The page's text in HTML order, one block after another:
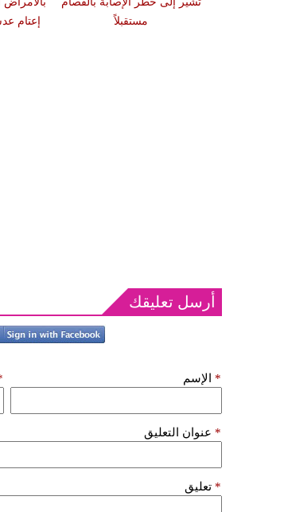
إعتام
مستقبلاً
أرسل تعليقك
الإسم *
عنوان التعليق *
تعليق *